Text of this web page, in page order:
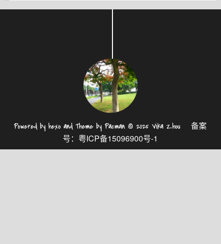
Powered byhexo and Theme byPacman © 2025Vika Zhou
备案
号： 粤ICP备15096900号-1